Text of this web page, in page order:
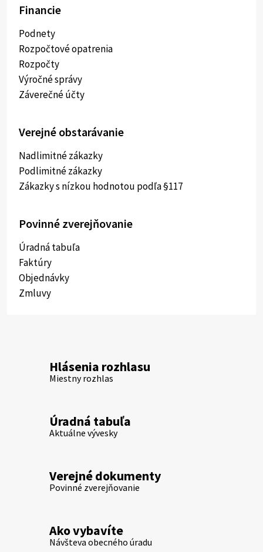
Financie
Podnety
Rozpočtové opatrenia
Rozpočty
Výročné správy
Záverečné účty
Verejné obstarávanie
Nadlimitné zákazky
Podlimitné zákazky
Zákazky s nízkou hodnotou podľa §117
Povinné zverejňovanie
Úradná tabuľa
Faktúry
Objednávky
Zmluvy
Hlásenia rozhlasu
Miestny rozhlas
Úradná tabuľa
Aktuálne vývesky
Verejné dokumenty
Povinné zverejňovanie
Ako vybavíte
Návšteva obecného úradu